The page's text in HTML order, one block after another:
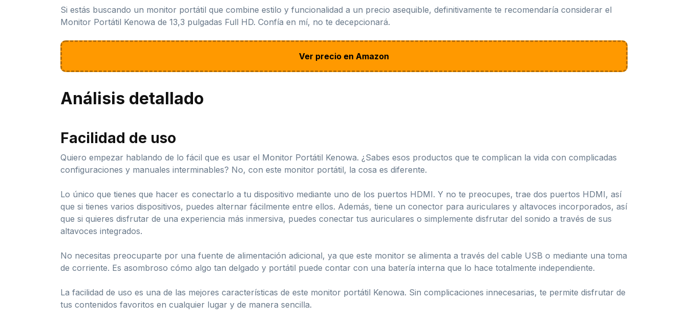
Si estás buscando un monitor portátil que combine estilo y funcionalidad a un precio asequible, definitivamente te recomendaría considerar el
Monitor Portátil Kenowa de 13,3 pulgadas Full HD. Confía en mí, no te decepcionará.
Ver precio en Amazon
Análisis detallado
Facilidad de uso
Quiero empezar hablando de lo fácil que es usar el Monitor Portátil Kenowa. ¿Sabes esos productos que te complican la vida con complicadas
configuraciones y manuales interminables? No, con este monitor portátil, la cosa es diferente.
Lo único que tienes que hacer es conectarlo a tu dispositivo mediante uno de los puertos HDMI. Y no te preocupes, trae dos puertos HDMI, así
que si tienes varios dispositivos, puedes alternar fácilmente entre ellos. Además, tiene un conector para auriculares y altavoces incorporados, así
que si quieres disfrutar de una experiencia más inmersiva, puedes conectar tus auriculares o simplemente disfrutar del sonido a través de sus
altavoces integrados.
No necesitas preocuparte por una fuente de alimentación adicional, ya que este monitor se alimenta a través del cable USB o mediante una toma
de corriente. Es asombroso cómo algo tan delgado y portátil puede contar con una batería interna que lo hace totalmente independiente.
La facilidad de uso es una de las mejores características de este monitor portátil Kenowa. Sin complicaciones innecesarias, te permite disfrutar de
tus contenidos favoritos en cualquier lugar y de manera sencilla.